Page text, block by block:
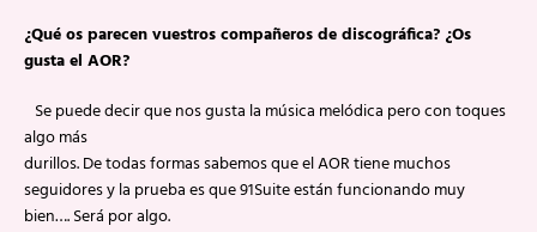
¿Qué os parecen vuestros compañeros de discográfica? ¿Os
gusta el AOR?
Se puede decir que nos gusta la música melódica pero con toques
algo más
durillos. De todas formas sabemos que el AOR tiene muchos
seguidores y la prueba es que 91Suite están funcionando muy
bien…. Será por algo.